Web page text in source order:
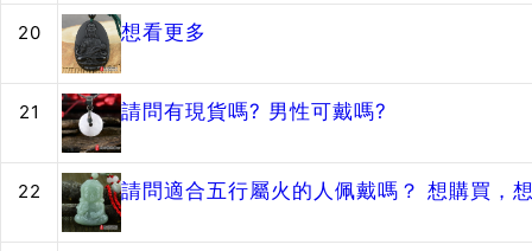
20 想看更多
21 請問有現貨嗎? 男性可戴嗎?
22 請問適合五行屬火的人佩戴嗎？ 想購買，